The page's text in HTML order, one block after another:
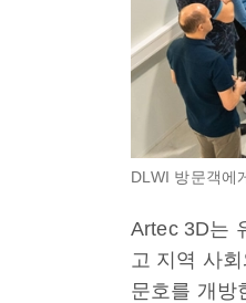
DLWI 방문객에
Artec 3D는
고 지역 사
문호를 개방